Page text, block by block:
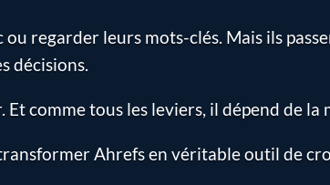
regarder leurs mots-clés. Mais ils
décisions.
Et comme tous les leviers, il dépend de
Ahrefs en véritable outil de